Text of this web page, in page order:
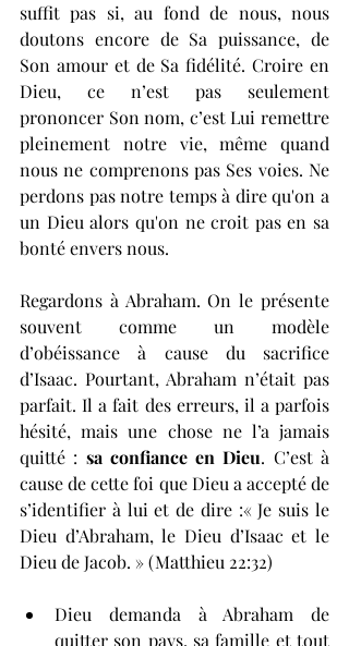
suffit pas si, au fond de nous, nous
doutons encore de Sa puissance, de
Son amour et de Sa fidélité. Croire en
Dieu, ce n’est pas seulement
prononcer Son nom, c’est Lui remettre
pleinement notre vie, même quand
nous ne comprenons pas Ses voies. Ne
perdons pas notre temps à dire qu'on a
un Dieu alors qu'on ne croit pas en sa
bonté envers nous.
Regardons à Abraham. On le présente
souvent comme un modèle
d’obéissance à cause du sacrifice
d’Isaac. Pourtant, Abraham n’était pas
parfait. Il a fait des erreurs, il a parfois
hésité, mais une chose ne l’a jamais
quitté : sa confiance en Dieu. C’est à
cause de cette foi que Dieu a accepté de
s’identifier à lui et de dire :« Je suis le
Dieu d’Abraham, le Dieu d’Isaac et le
Dieu de Jacob. » (Matthieu 22:32)
Dieu demanda à Abraham de
quitter son pays, sa famille et tout